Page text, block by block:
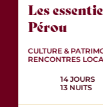
Les
Pérou
CULTURE &
RENCONTRES
14 JOURS
13 NUITS